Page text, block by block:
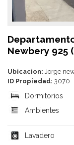
Newbery 925
Ubicacion: Jorge
ID Propiedad: 3070
Dormitorios
Ambientes
Lavadero